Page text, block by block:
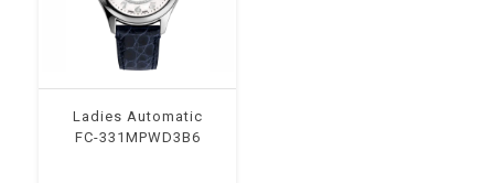
Ladies Automatic
FC-331MPWD3B6